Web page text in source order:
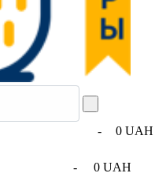
-
0 UAH
-
0 UAH